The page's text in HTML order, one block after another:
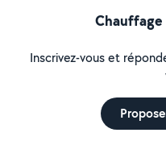
Chauffage
Inscrivez-vous et